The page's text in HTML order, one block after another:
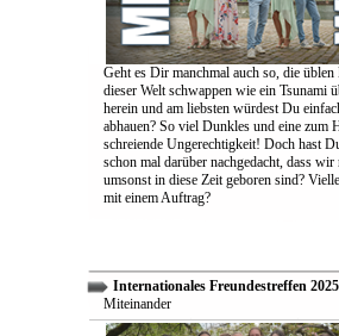
Geht es Dir manchmal auch so, die üblen
dieser Welt schwappen wie ein Tsunami
herein und am liebsten würdest Du
abhauen? So viel Dunkles und eine zum
schreiende Ungerechtigkeit! Doch hast
schon mal darüber nachgedacht, dass wir
umsonst in diese Zeit geboren sind?
mit einem Auftrag?
Internationales Freundestreffen 2025
Miteinander